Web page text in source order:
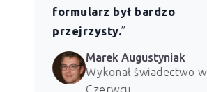
formularz był bardzo
przejrzysty.”
Marek Augustyniak
Wykonał świadectwo w
Czerwcu